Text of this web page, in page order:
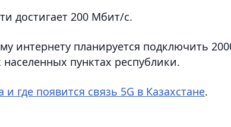
достигает 200 Мбит/с.
интернету планируется подключить
пунктах республики.
и где появится связь 5G в Казахстане.